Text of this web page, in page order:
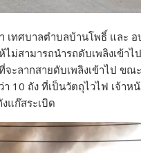
เทศบาลตำบลบ้านโพธิ์ และ
ม่สามารถนำรถดับเพลิงเข้าไ
ะลากสายดับเพลิงเข้าไป ข
10 ถัง ที่เป็นวัตถุไวไฟ เจ้า
แก๊สระเบิด